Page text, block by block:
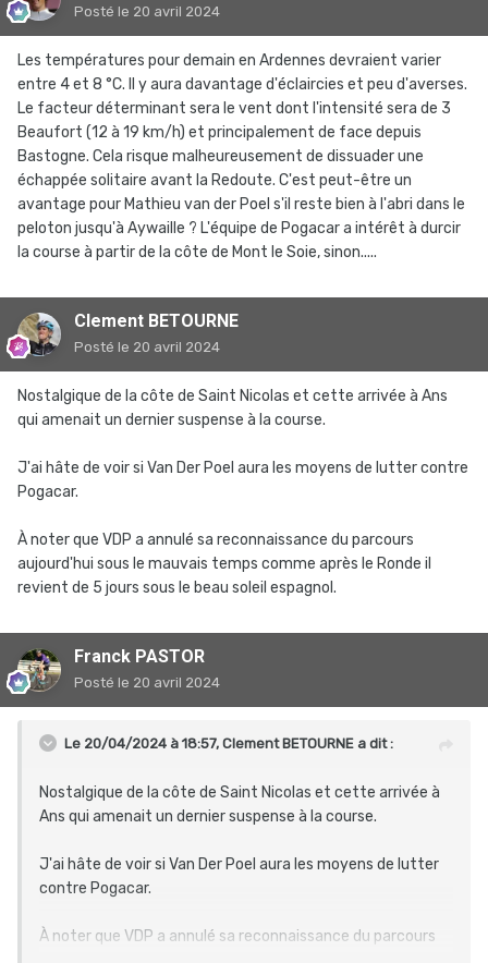
Posté le 20 avril 2024
Les températures pour demain en Ardennes devraient varier
entre 4 et 8 °C. Il y aura davantage d'éclaircies et peu d'averses.
Le facteur déterminant sera le vent dont l'intensité sera de 3
Beaufort (12 à 19 km/h) et principalement de face depuis
Bastogne. Cela risque malheureusement de dissuader une
échappée solitaire avant la Redoute. C'est peut-être un
avantage pour Mathieu van der Poel s'il reste bien à l'abri dans le
peloton jusqu'à Aywaille ? L'équipe de Pogacar a intérêt à durcir
la course à partir de la côte de Mont le Soie, sinon.....
Clement BETOURNE
Posté le 20 avril 2024
Nostalgique de la côte de Saint Nicolas et cette arrivée à Ans
qui amenait un dernier suspense à la course.
J'ai hâte de voir si Van Der Poel aura les moyens de lutter contre
Pogacar.
À noter que VDP a annulé sa reconnaissance du parcours
aujourd'hui sous le mauvais temps comme après le Ronde il
revient de 5 jours sous le beau soleil espagnol.
Franck PASTOR
Posté le 20 avril 2024
Le 20/04/2024 à 18:57, Clement BETOURNE a dit :
Nostalgique de la côte de Saint Nicolas et cette arrivée à
Ans qui amenait un dernier suspense à la course.
J'ai hâte de voir si Van Der Poel aura les moyens de lutter
contre Pogacar.
À noter que VDP a annulé sa reconnaissance du parcours